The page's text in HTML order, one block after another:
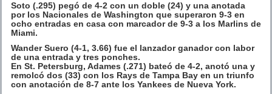
Soto (.295) pegó de 4-2 con un doble (24) y una anotada
por los Nacionales de Washington que superaron 9-3 en
ocho entradas en casa con marcador de 9-3 a los Marlins de
Miami.
Wander Suero (4-1, 3.66) fue el lanzador ganador con labor
de una entrada y tres ponches.
En St. Petersburg, Adames (.271) bateó de 4-2, anotó una y
remolcó dos (33) con los Rays de Tampa Bay en un triunfo
con anotación de 8-7 ante los Yankees de Nueva York.